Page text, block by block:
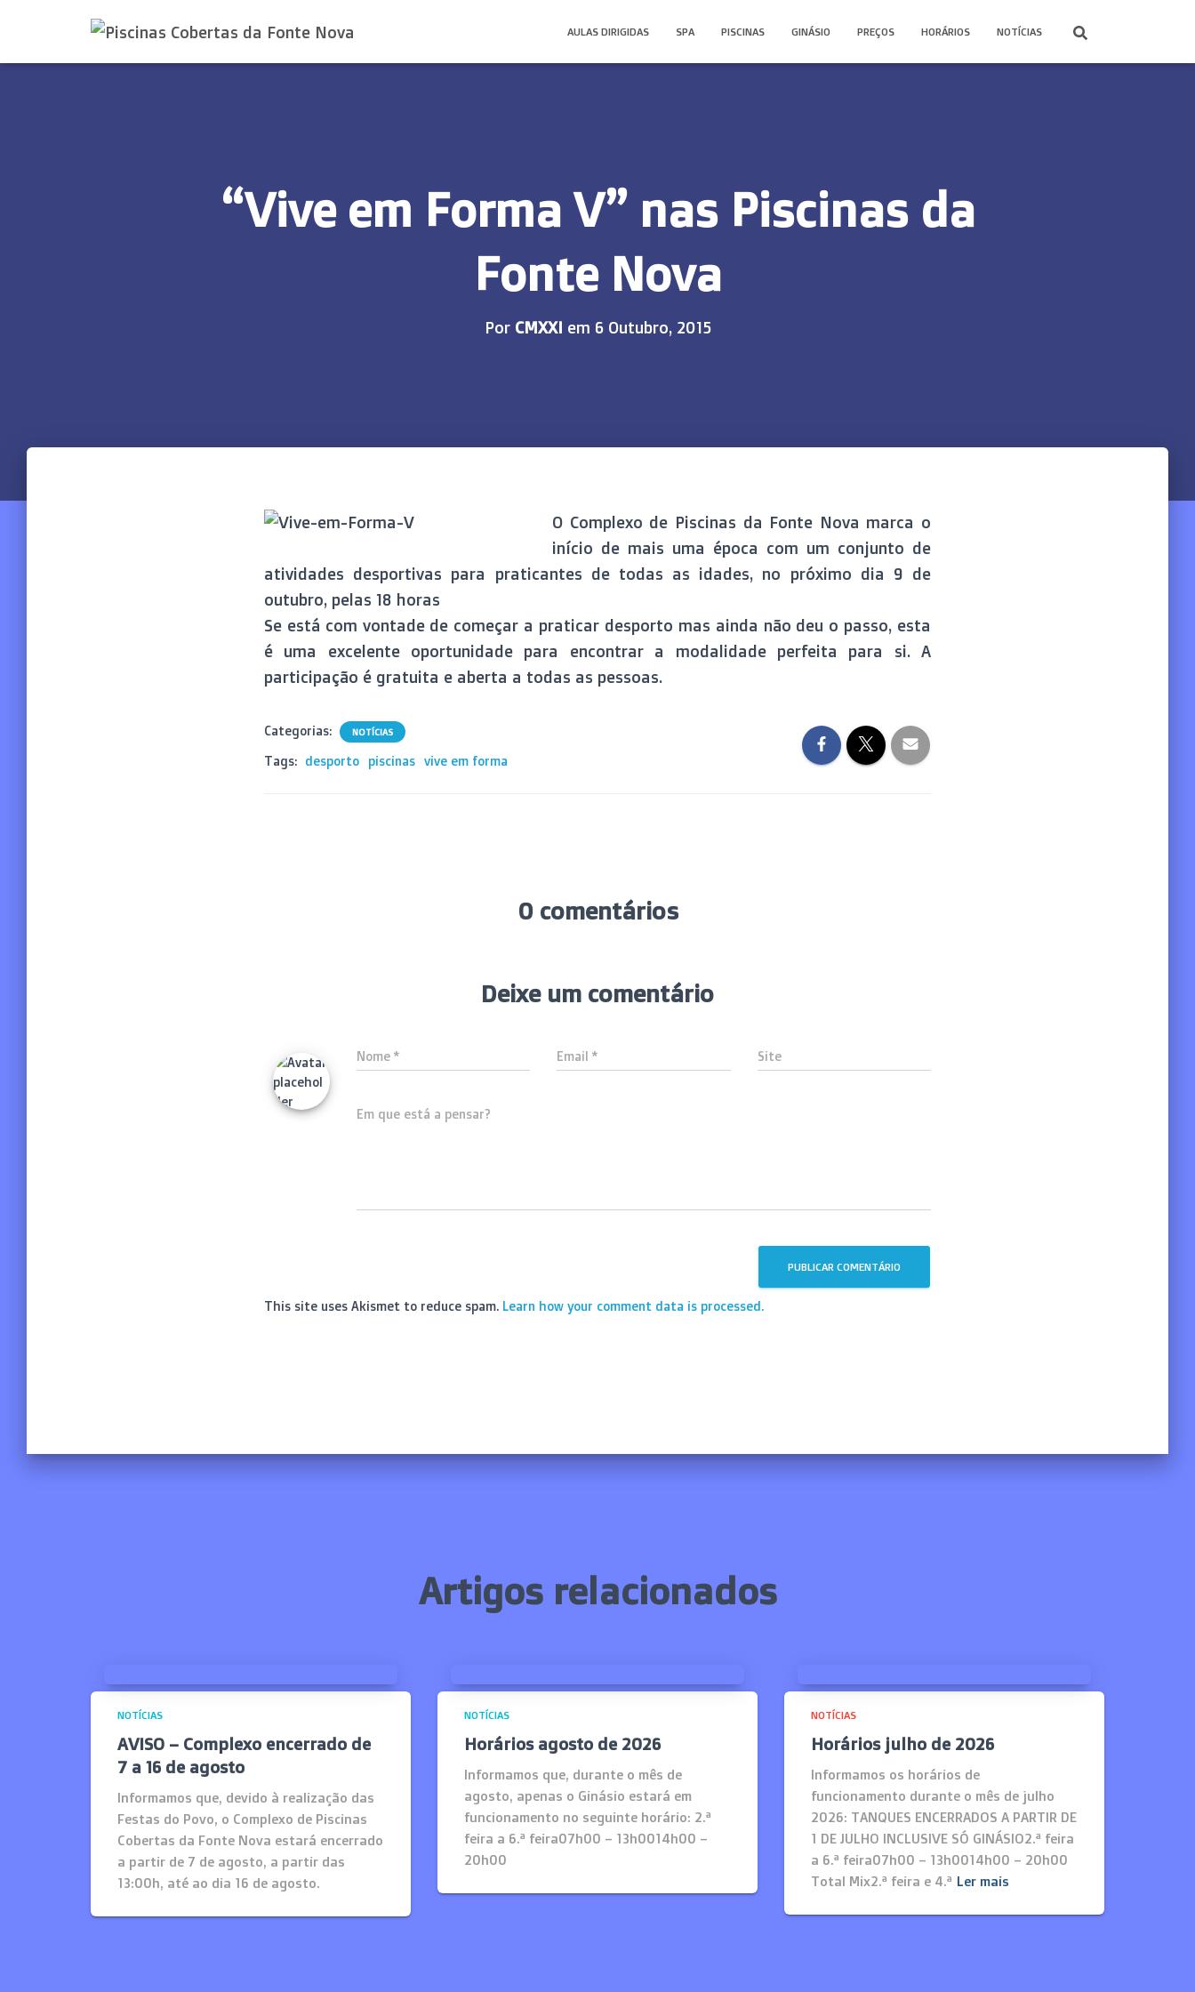
AULAS DIRIGIDAS SPA PISCINAS GINÁSIO PREÇOS HORÁRIOS NOTÍCIAS
“Vive em Forma V” nas Piscinas da
Fonte Nova
Por CMXXI em 6 Outubro, 2015
O Complexo de Piscinas da Fonte Nova marca o
início de mais uma época com um conjunto de
atividades desportivas para praticantes de todas as idades, no próximo dia 9 de
outubro, pelas 18 horas
Se está com vontade de começar a praticar desporto mas ainda não deu o passo, esta
é uma excelente oportunidade para encontrar a modalidade perfeita para si. A
participação é gratuita e aberta a todas as pessoas.
Categorias: NOTÍCIAS
Tags: desporto piscinas vive em forma
0 comentários
Deixe um comentário
Nome * Email* Site
Em que está a pensar?
This site uses Akismet to reduce spam. Learn how your comment data is processed.
Artigos relacionados
NOTÍCIAS
AVISO – Complexo encerrado de
7 a 16 de agosto
Informamos que, devido à realização das
Festas do Povo, o Complexo de Piscinas
Cobertas da Fonte Nova estará encerrado
a partir de 7 de agosto, a partir das
13:00h, até ao dia 16 de agosto.
NOTÍCIAS
Horários agosto de 2026
Informamos que, durante o mês de
agosto, apenas o Ginásio estará em
funcionamento no seguinte horário: 2.ª
feira a 6.ª feira07h00 – 13h0014h00 –
20h00
NOTÍCIAS
Horários julho de 2026
Informamos os horários de
funcionamento durante o mês de julho
2026: TANQUES ENCERRADOS A PARTIR DE
1 DE JULHO INCLUSIVE SÓ GINÁSIO2.ª feira
a 6.ª feira07h00 – 13h0014h00 – 20h00
Total Mix2.ª feira e 4.ª Ler mais